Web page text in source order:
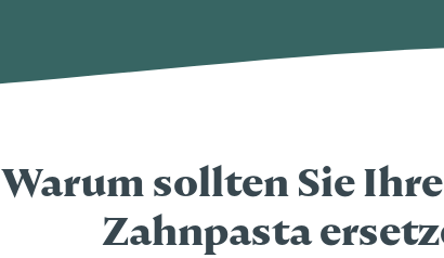
Warum sollten Sie
Zahnpasta